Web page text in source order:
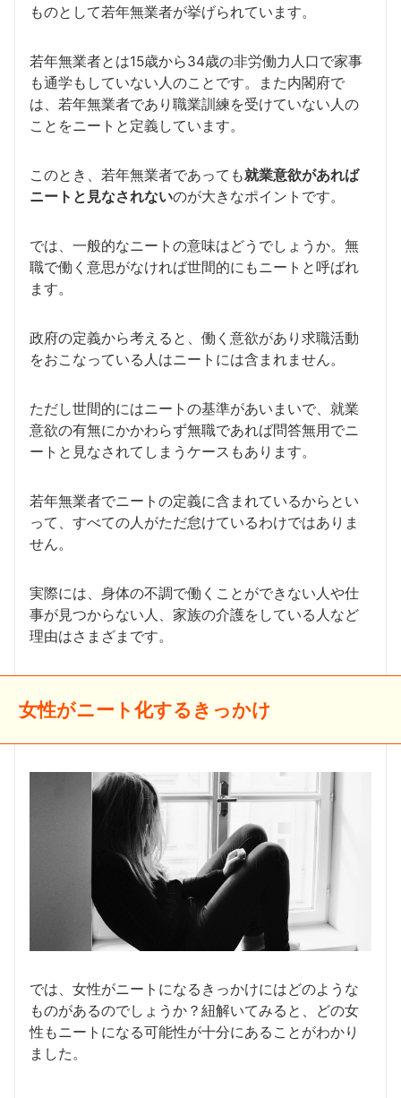
ものとして若年無業者が挙げられています。
若年無業者とは15歳から34歳の非労働力人口で家事
も通学もしていない人のことです。また内閣府で
は、若年無業者であり職業訓練を受けていない人の
ことをニートと定義しています。
このとき、若年無業者であっても就業意欲があれば
ニートと見なされないのが大きなポイントです。
では、一般的なニートの意味はどうでしょうか。無
職で働く意思がなければ世間的にもニートと呼ばれ
ます。
政府の定義から考えると、働く意欲があり求職活動
をおこなっている人はニートには含まれません。
ただし世間的にはニートの基準があいまいで、就業
意欲の有無にかかわらず無職であれば問答無用でニ
ートと見なされてしまうケースもあります。
若年無業者でニートの定義に含まれているからとい
って、すべての人がただ怠けているわけではありま
せん。
実際には、身体の不調で働くことができない人や仕
事が見つからない人、家族の介護をしている人など
理由はさまざまです。
女性がニート化するきっかけ
では、女性がニートになるきっかけにはどのような
ものがあるのでしょうか？紐解いてみると、どの女
性もニートになる可能性が十分にあることがわかり
ました。